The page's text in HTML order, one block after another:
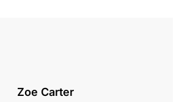
Zoe Carter